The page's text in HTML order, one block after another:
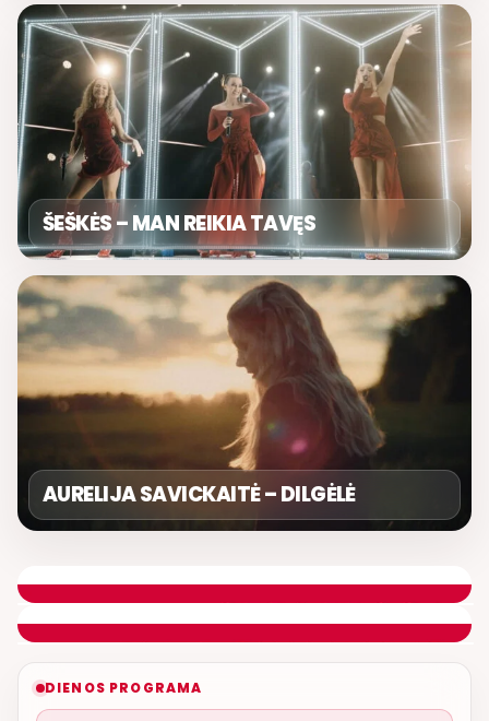
ŠEŠKĖS – MAN REIKIA TAVĘS
AURELIJA SAVICKAITĖ – DILGĖLĖ
DIENOS PROGRAMA